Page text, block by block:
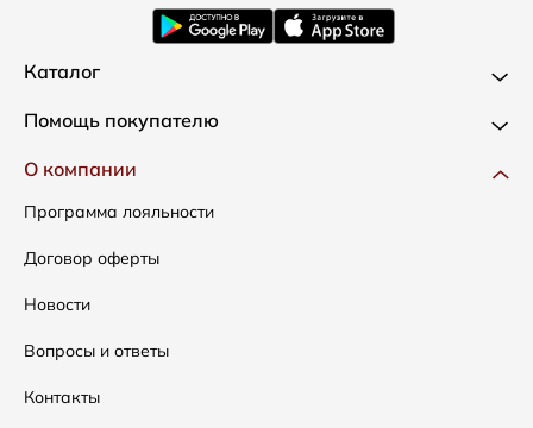
Каталог
Новинки
Одежда
Сумки
Аксессуары
Распродажа
Подарочные сертификаты
Помощь покупателю
Доставка и оплата
Как оформить заказ
Условия возвратов
Таблица размеров
Уход за одеждой
О компании
Программа лояльности
Договор оферты
Новости
Вопросы и ответы
Контакты